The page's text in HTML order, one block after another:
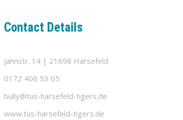
Contact Details
Jahnstr. 14 | 21698 Harsefeld
0172 406 53 05
bully@tus-harsefeld-tigers.de
www.tus-harsefeld-tigers.de